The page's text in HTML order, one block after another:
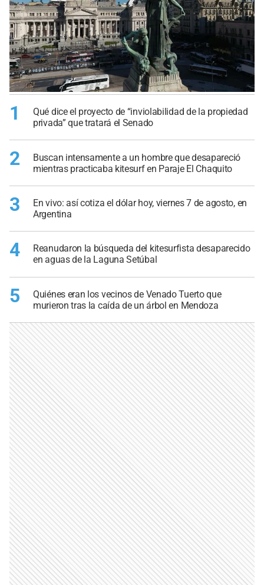
1
Qué dice el proyecto de “inviolabilidad de la propiedad
privada” que tratará el Senado
2
Buscan intensamente a un hombre que desapareció
mientras practicaba kitesurf en Paraje El Chaquito
3
En vivo: así cotiza el dólar hoy, viernes 7 de agosto, en
Argentina
4
Reanudaron la búsqueda del kitesurfista desaparecido
en aguas de la Laguna Setúbal
5
Quiénes eran los vecinos de Venado Tuerto que
murieron tras la caída de un árbol en Mendoza